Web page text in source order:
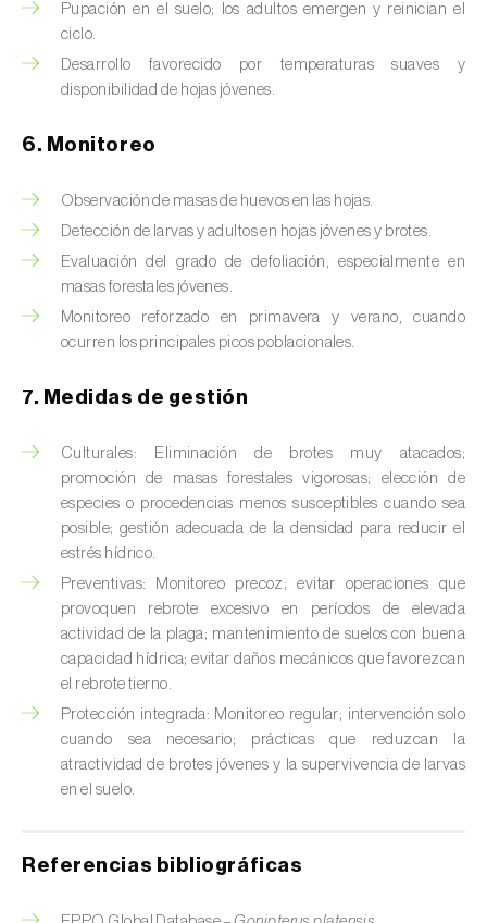
Chinche de los eucalyptus (
peregrinus
Chinche del sur (Blissus insularis
Chinche del tomate (
Chinche europea de las semillas
Metopoplax ditomoides)
Chinche harinosa de la vid (Planococcus
ficus)
Chinche marrón marmolada (Halyomorpha
Chinche verde ( Nezara viridula
Cicadas ( Jacobiasca lybica, Scaphoideus
titanus e Empoasca spp.)
Cigarra espumosa (Philaenus spumarius)
Cochinilla de Comstock (Pseudococcus
comstocki)
Cochinilla de los cítricos (Planococcus citri)
Cochinilla de San José (Quadraspidiotus (=
Diaspidiotus) perniciosus
Cochinilla roja de los cítricos (
Pupación en el suelo; los adultos emergen y reinician el
ciclo.
Desarrollo favorecido por temperaturas suaves y
disponibilidad de hojas jóvenes.
6. Monitoreo
Observación de masas de huevos en las hojas.
Detección de larvas y adultos en hojas jóvenes y brotes.
Evaluación del grado de defoliación, especialmente en
masas forestales jóvenes.
Monitoreo reforzado en primavera y verano, cuando
ocurren los principales picos poblacionales.
7. Medidas de gestión
Culturales: Eliminación de brotes muy atacados;
promoción de masas forestales vigorosas; elección de
especies o procedencias menos susceptibles cuando sea
posible; gestión adecuada de la densidad para reducir el
estrés hídrico.
Preventivas: Monitoreo precoz; evitar operaciones que
provoquen rebrote excesivo en períodos de elevada
actividad de la plaga; mantenimiento de suelos con buena
capacidad hídrica; evitar daños mecánicos que favorezcan
el rebrote tierno.
Protección integrada: Monitoreo regular; intervención solo
cuando sea necesario; prácticas que reduzcan la
atractividad de brotes jóvenes y la supervivencia de larvas
en el suelo.
Referencias bibliográficas